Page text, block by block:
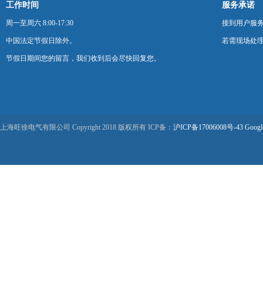
工作时间
周一至周六 8:00-17:30
中国法定节假日除外。
节假日期间您的留言，我们收到后会尽快回复您。
服务承诺
接到用户服
若需现场处
上海旺徐电气有限公司 Copyright 2018 版权所有 ICP备： 沪ICP备17006008号-43